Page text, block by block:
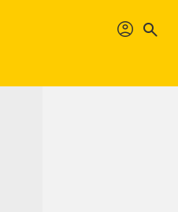
profil search